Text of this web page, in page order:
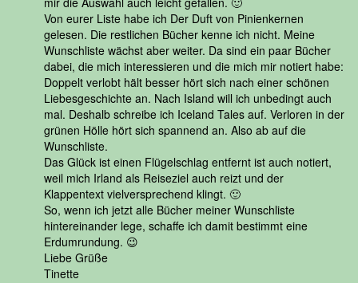
Von eurer Liste habe ich Der Duft von Pinienkernen
gelesen. Die restlichen Bücher kenne ich nicht. Meine
Wunschliste wächst aber weiter. Da sind ein paar Bücher
dabei, die mich interessieren und die mich mir notiert habe:
Doppelt verlobt hält besser hört sich nach einer schönen
Liebesgeschichte an. Nach Island will ich unbedingt auch
mal. Deshalb schreibe ich Iceland Tales auf. Verloren in der
grünen Hölle hört sich spannend an. Also ab auf die
Wunschliste.
Das Glück ist einen Flügelschlag entfernt ist auch notiert,
weil mich Irland als Reiseziel auch reizt und der
Klappentext vielversprechend klingt. 🙂
So, wenn ich jetzt alle Bücher meiner Wunschliste
hintereinander lege, schaffe ich damit bestimmt eine
Erdumrundung. 😉
Liebe Grüße
Tinette